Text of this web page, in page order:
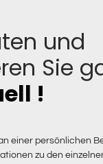
und
Sie
!
einer persönlichen
zu den